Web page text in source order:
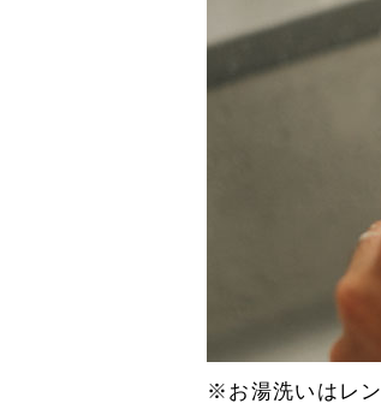
※お湯洗いはレ